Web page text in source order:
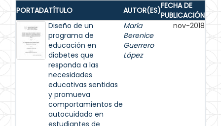
PORTADATÍTULO AUTOR(ES)FECHA DE
PUBLICACIÓN
Diseño de un
programa de
educación en
diabetes que
responda a las
necesidades
educativas sentidas
y promueva
comportamientos de
autocuidado en
estudiantes de
María
Berenice
Guerrero
López
nov-2018